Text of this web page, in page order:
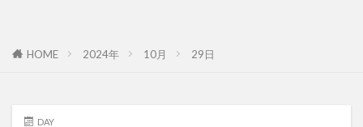
HOME 2024年 10月 29日
DAY